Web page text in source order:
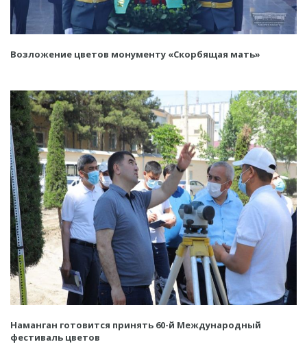
Возложение цветов монументу «Скорбящая мать»
Наманган готовится принять 60-й Международный
фестиваль цветов